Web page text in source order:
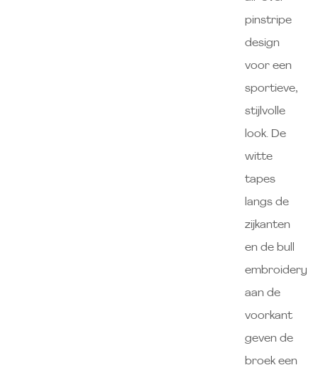
pinstripe
design
voor een
sportieve,
stijlvolle
look. De
witte
tapes
langs de
zijkanten
en de bull
embroidery
aan de
voorkant
geven de
broek een